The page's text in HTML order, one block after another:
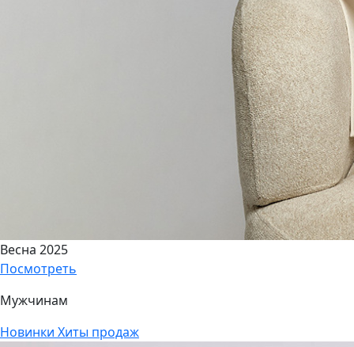
Весна 2025
Посмотреть
Мужчинам
Новинки Хиты продаж